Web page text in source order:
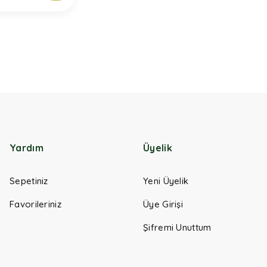
Yardım
Sepetiniz
Favorileriniz
Üyelik
Yeni Üyelik
Üye Girişi
Şifremi Unuttum